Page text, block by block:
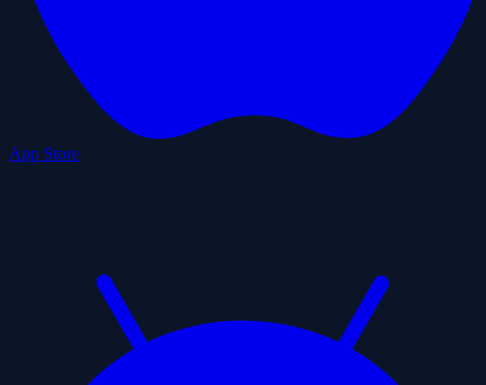
App Store